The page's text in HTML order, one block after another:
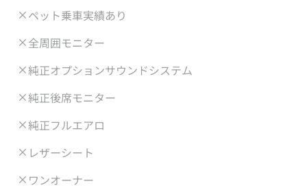
ペット乗車実績あり
全周囲モニター
純正オプションサウンドシステム
純正後席モニター
純正フルエアロ
レザーシート
ワンオーナー